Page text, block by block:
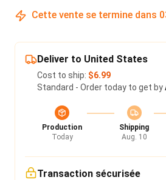
Cette vente se termine dans
Deliver to United States
Cost to ship: $6.99
Standard - Order today to get by
Production
Today
Shipping
Aug. 10
Transaction sécurisée